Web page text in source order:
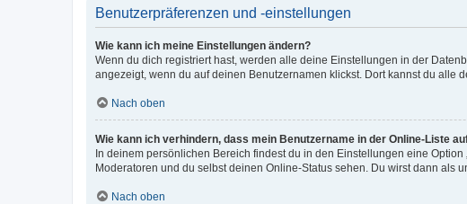
Benutzerpräferenzen und -einstellungen
Wie kann ich meine Einstellungen ändern?
Wenn du dich registriert hast, werden alle deine Einstellungen in der
angezeigt, wenn du auf deinen Benutzernamen klickst. Dort kannst du alle
Nach oben
Wie kann ich verhindern, dass mein Benutzername in der Online-Liste
In deinem persönlichen Bereich findest du in den Einstellungen eine
Moderatoren und du selbst deinen Online-Status sehen. Du wirst dann als
Nach oben